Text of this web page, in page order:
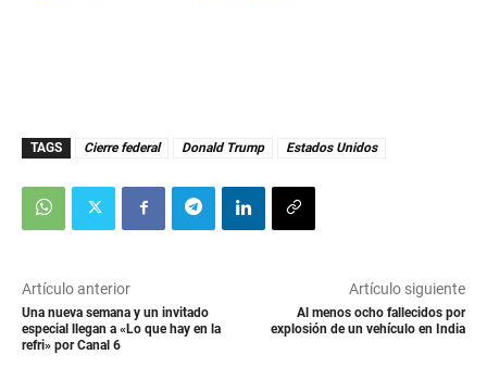
TAGS Cierre federal Donald Trump Estados Unidos
Artículo anterior
Una nueva semana y un invitado
especial llegan a «Lo que hay en la
refri» por Canal 6
Artículo siguiente
Al menos ocho fallecidos por
explosión de un vehículo en India